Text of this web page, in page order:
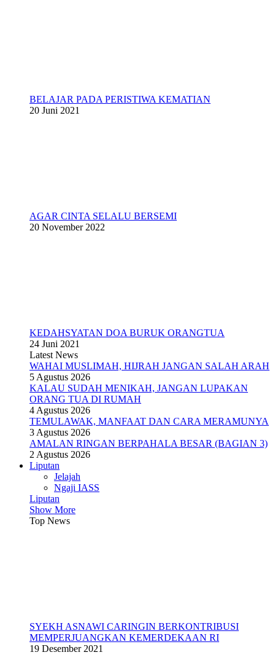
BELAJAR PADA PERISTIWA KEMATIAN
20 Juni 2021
AGAR CINTA SELALU BERSEMI
20 November 2022
KEDAHSYATAN DOA BURUK ORANGTUA
24 Juni 2021
Latest News
WAHAI MUSLIMAH, HIJRAH JANGAN SALAH ARAH
5 Agustus 2026
KALAU SUDAH MENIKAH, JANGAN LUPAKAN
ORANG TUA DI RUMAH
4 Agustus 2026
TEMULAWAK, MANFAAT DAN CARA MERAMUNYA
3 Agustus 2026
AMALAN RINGAN BERPAHALA BESAR (BAGIAN 3)
2 Agustus 2026
Liputan
Jelajah
Ngaji IASS
Liputan
Show More
Top News
SYEKH ASNAWI CARINGIN BERKONTRIBUSI
MEMPERJUANGKAN KEMERDEKAAN RI
19 Desember 2021